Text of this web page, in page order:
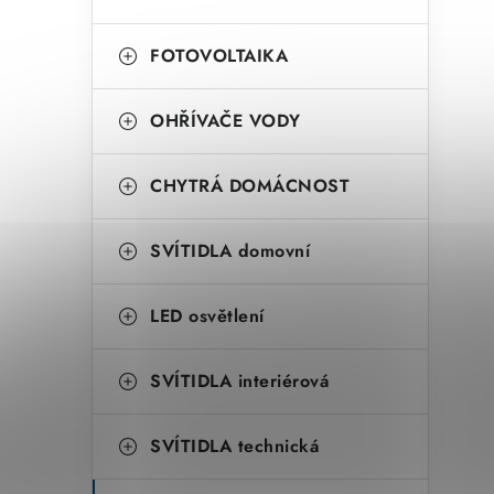
FOTOVOLTAIKA
OHŘÍVAČE VODY
CHYTRÁ DOMÁCNOST
SVÍTIDLA domovní
LED osvětlení
SVÍTIDLA interiérová
SVÍTIDLA technická